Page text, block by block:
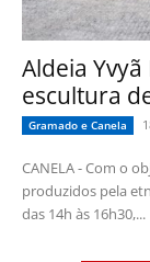
Aldeia
escultura
Gramado e Canela
CANELA - Com o
produzidos pela
das 14h às 16h30,...